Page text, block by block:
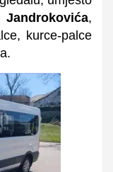
Jandrokovića,
kurce-palce